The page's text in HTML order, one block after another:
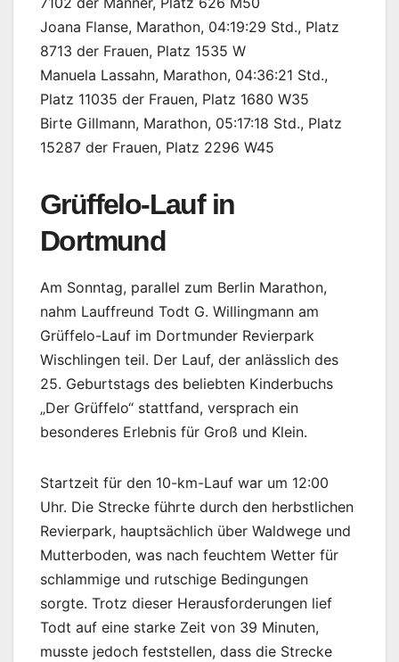
Joana Flanse, Marathon, 04:19:29 Std., Platz
8713 der Frauen, Platz 1535 W
Manuela Lassahn, Marathon, 04:36:21 Std.,
Platz 11035 der Frauen, Platz 1680 W35
Birte Gillmann, Marathon, 05:17:18 Std., Platz
15287 der Frauen, Platz 2296 W45
Grüffelo-Lauf in
Dortmund
Am Sonntag, parallel zum Berlin Marathon,
nahm Lauffreund Todt G. Willingmann am
Grüffelo-Lauf im Dortmunder Revierpark
Wischlingen teil. Der Lauf, der anlässlich des
25. Geburtstags des beliebten Kinderbuchs
„Der Grüffelo“ stattfand, versprach ein
besonderes Erlebnis für Groß und Klein.
Startzeit für den 10-km-Lauf war um 12:00
Uhr. Die Strecke führte durch den herbstlichen
Revierpark, hauptsächlich über Waldwege und
Mutterboden, was nach feuchtem Wetter für
schlammige und rutschige Bedingungen
sorgte. Trotz dieser Herausforderungen lief
Todt auf eine starke Zeit von 39 Minuten,
musste jedoch feststellen, dass die Strecke